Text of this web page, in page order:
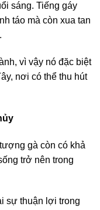
sáng. Tiếng gáy
táo mà còn xua tan
vì vậy nó đặc biệt
nơi có thể thu hút
gà còn có khả
trở nên trong
sự thuận lợi trong